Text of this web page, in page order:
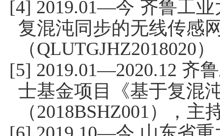
[4] 2019.01—今 齐鲁工
复混沌同步的无线传感
（QLUTGJHZ2018020
[5] 2019.01—2020.12 齐
士基金项目《基于复混
（2018BSHZ001 ），主